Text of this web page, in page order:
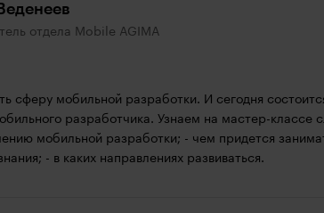
отдела Mobile AGIMA
сферу мобильной разработки. И сегодня
разработчика. Узнаем на мастер-классе
мобильной разработки; - чем придется
- в каких направлениях развиваться.